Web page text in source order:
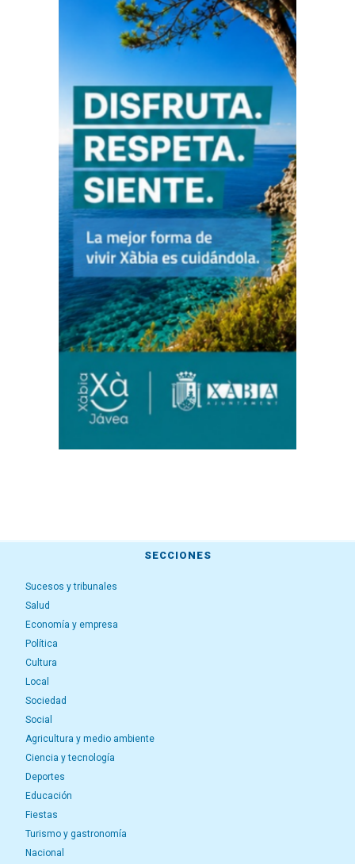
SECCIONES
Sucesos y tribunales
Salud
Economía y empresa
Política
Cultura
Local
Sociedad
Social
Agricultura y medio ambiente
Ciencia y tecnología
Deportes
Educación
Fiestas
Turismo y gastronomía
Nacional